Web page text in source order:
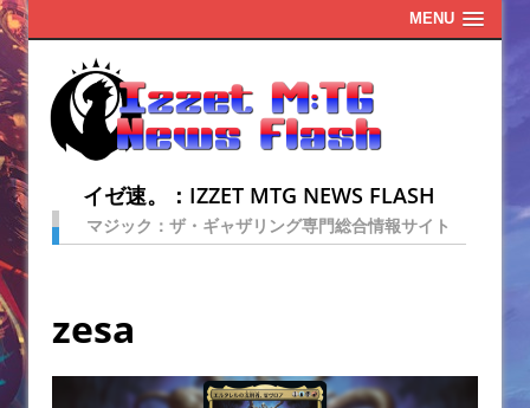
MENU
イゼ速。：IZZET MTG NEWS FLASH
マジック：ザ・ギャザリング専門総合情報サイト
zesa